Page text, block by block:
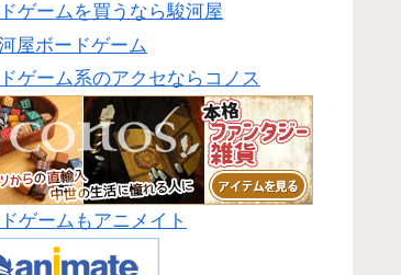
ゲームを買うなら駿河屋
ゲーム系のアクセならコノス
ゲームもアニメイト